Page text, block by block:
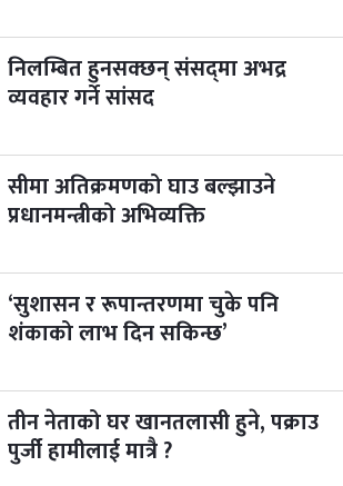
Oct 21, 2026
व्रत
२०८३-Nov 8, 2026
३ महिना बाँकी
२०८३-Nov 11, 2026
३ महिना बाँकी
निलम्बित हुनसक्छन् संसद्‌मा अभद्र
व्यवहार गर्ने सांसद
सीमा अतिक्रमणको घाउ बल्झाउने
प्रधानमन्त्रीको अभिव्यक्ति
‘सुशासन र रूपान्तरणमा चुके पनि
शंकाको लाभ दिन सकिन्छ’
तीन नेताको घर खानतलासी हुने, पक्राउ
पुर्जी हामीलाई मात्रै ?